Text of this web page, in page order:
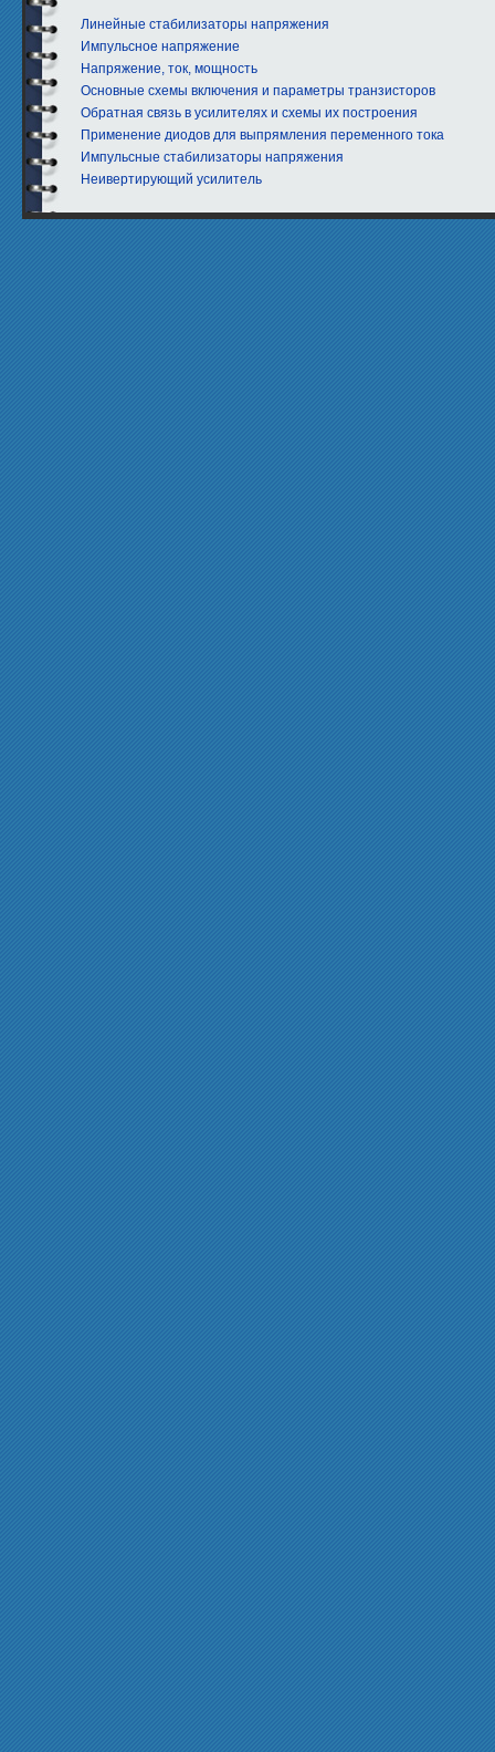
Линейные стабилизаторы напряжения
Импульсное напряжение
Напряжение, ток, мощность
Основные схемы включения и параметры транзисторов
Обратная связь в усилителях и схемы их построения
Применение диодов для выпрямления переменного тока
Импульсные стабилизаторы напряжения
Неивертирующий усилитель